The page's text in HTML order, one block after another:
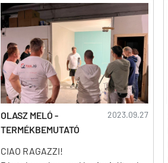
OLASZ MELÓ -
TERMÉKBEMUTATÓ
2023.09.27
CIAO RAGAZZI!